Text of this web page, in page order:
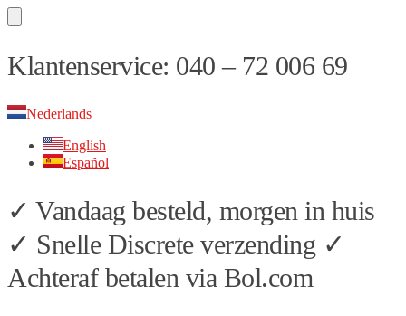
Skip
to
Skip
to
Klantenservice: 040 – 72 006 69
Nederlands
English
Español
✓ Vandaag besteld, morgen in huis
✓ Snelle Discrete verzending ✓
Achteraf betalen via Bol.com